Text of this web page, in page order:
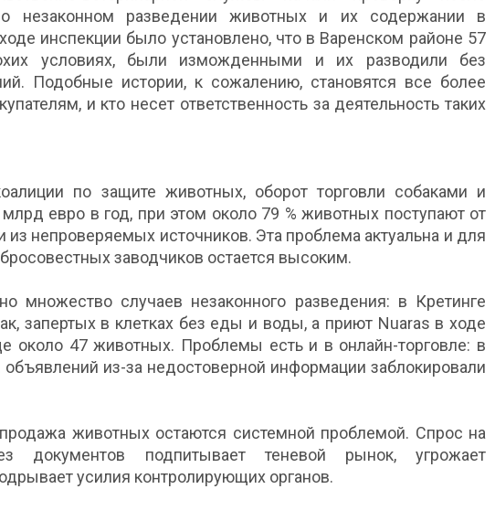
о незаконном разведении животных и их содержании в
инспекции было установлено, что в Варенском районе 57
условиях, были изможденными и их разводили без
Подобные истории, к сожалению, становятся все более
и кто несет ответственность за деятельность таких
по защите животных, оборот торговли собаками и
евро в год, при этом около 79 % животных поступают от
из непроверяемых источников. Эта проблема актуальна и для
заводчиков остается высоким.
множество случаев незаконного разведения: в Кретинге
запертых в клетках без еды и воды, а приют Nuaras в ходе
около 47 животных. Проблемы есть и в онлайн-торговле: в
из-за недостоверной информации заблокировали
животных остаются системной проблемой. Спрос на
документов подпитывает теневой рынок, угрожает
усилия контролирующих органов.